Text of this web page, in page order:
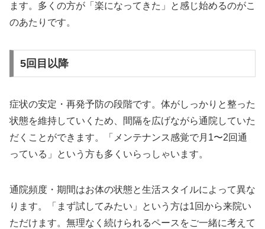
ます。多くの方が「楽になってきた」と感じ始めるのがこ
のあたりです。
5回目以降
症状の安定・再発予防の段階です。体がしっかりと整った
状態を維持していくため、間隔を広げながら通院していた
だくことができます。「メンテナンス感覚で月1〜2回通
っている」という方も多くいらっしゃいます。
通院頻度・期間はお体の状態と生活スタイルによって異な
ります。「まず試してみたい」という方は1回から来院い
ただけます。無理なく続けられるペースをご一緒に考えて